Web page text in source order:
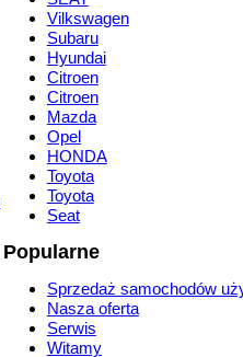
Vilkswagen
Subaru
Hyundai
Citroen
Citroen
Mazda
Opel
HONDA
Toyota
Toyota
Seat
Popularne
Sprzedaż samochodów
Nasza oferta
Serwis
Witamy